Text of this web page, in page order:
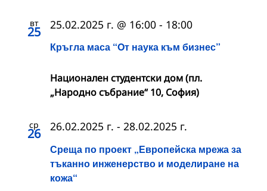
вт
25
Кръгла маса “Oт наука към бизнес”
25.02.2025 г. @ 16:00 - 18:00
Национален студентски дом (пл.
„Народно събрание“ 10, София)
ср
26
Среща по проект „Европейска мрежа за
тъканно инженерство и моделиране на
кожа“
26.02.2025 г. - 28.02.2025 г.